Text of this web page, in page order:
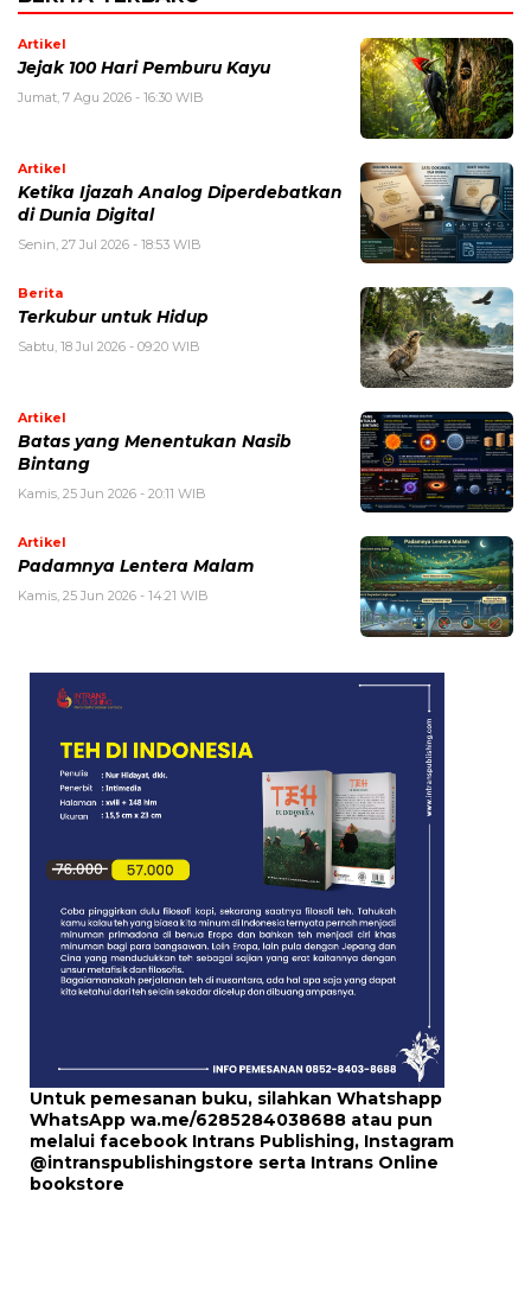
Artikel
Jejak 100 Hari Pemburu Kayu
Jumat, 7 Agu 2026 - 16:30 WIB
Artikel
Ketika Ijazah Analog Diperdebatkan
di Dunia Digital
Senin, 27 Jul 2026 - 18:53 WIB
Berita
Terkubur untuk Hidup
Sabtu, 18 Jul 2026 - 09:20 WIB
Artikel
Batas yang Menentukan Nasib
Bintang
Kamis, 25 Jun 2026 - 20:11 WIB
Artikel
Padamnya Lentera Malam
Kamis, 25 Jun 2026 - 14:21 WIB
Untuk pemesanan buku, silahkan Whatshapp
WhatsApp wa.me/6285284038688 atau pun
melalui facebook Intrans Publishing, Instagram
@intranspublishingstore serta Intrans Online
bookstore